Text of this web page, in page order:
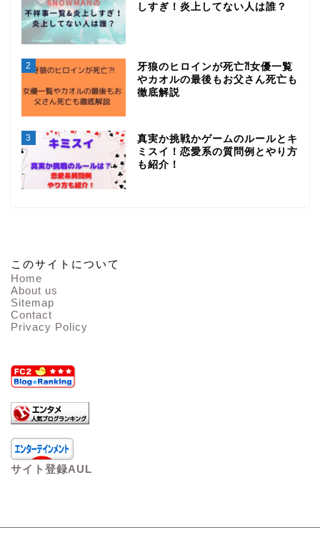
しすぎ！炎上してない人は誰？
2
牙狼のヒロインが死亡⁈女優一覧
やカオルの最後もお父さん死亡も
徹底解説
3
真実か挑戦かゲームのルールとキ
ミスイ！恋愛系の質問例とやり方
も紹介！
このサイトについて
Home
About us
Sitemap
Contact
Privacy Policy
サイト登録AUL